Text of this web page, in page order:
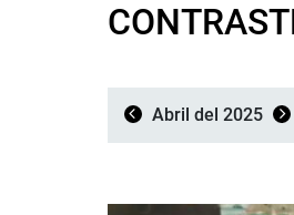
Abril del 2025